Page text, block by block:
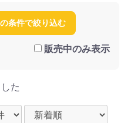
条件で絞り込む
販売中のみ表示
た